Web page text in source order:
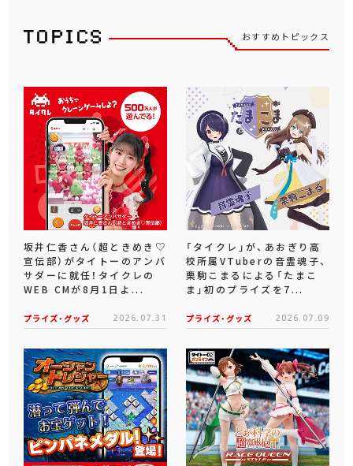
おすすめトピックス
坂井仁香さん（超ときめき♡
宣伝部）がタイトーのアンバ
サダーに就任！タイクレの
WEB CMが8月1日よ...
プライズ・グッズ 2026.07.31
「タイクレ」が、あおぎり高
校所属VTuberの音霊魂子、
栗駒こまるによる「たまこ
ま」初のプライズを7...
プライズ・グッズ 2026.07.09